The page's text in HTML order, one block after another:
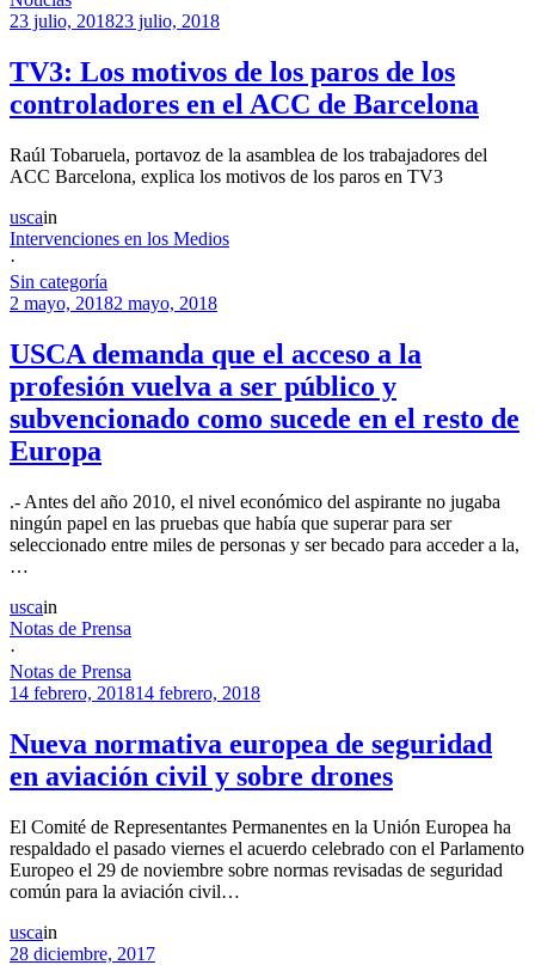
23 julio, 201823 julio, 2018
TV3: Los motivos de los paros de los
controladores en el ACC de Barcelona
Raúl Tobaruela, portavoz de la asamblea de los trabajadores del
ACC Barcelona, explica los motivos de los paros en TV3
uscain
Intervenciones en los Medios
·
Sin categoría
2 mayo, 20182 mayo, 2018
USCA demanda que el acceso a la
profesión vuelva a ser público y
subvencionado como sucede en el resto de
Europa
.- Antes del año 2010, el nivel económico del aspirante no jugaba
ningún papel en las pruebas que había que superar para ser
seleccionado entre miles de personas y ser becado para acceder a la,
…
uscain
Notas de Prensa
·
Notas de Prensa
14 febrero, 201814 febrero, 2018
Nueva normativa europea de seguridad
en aviación civil y sobre drones
El Comité de Representantes Permanentes en la Unión Europea ha
respaldado el pasado viernes el acuerdo celebrado con el Parlamento
Europeo el 29 de noviembre sobre normas revisadas de seguridad
común para la aviación civil…
uscain
28 diciembre, 2017